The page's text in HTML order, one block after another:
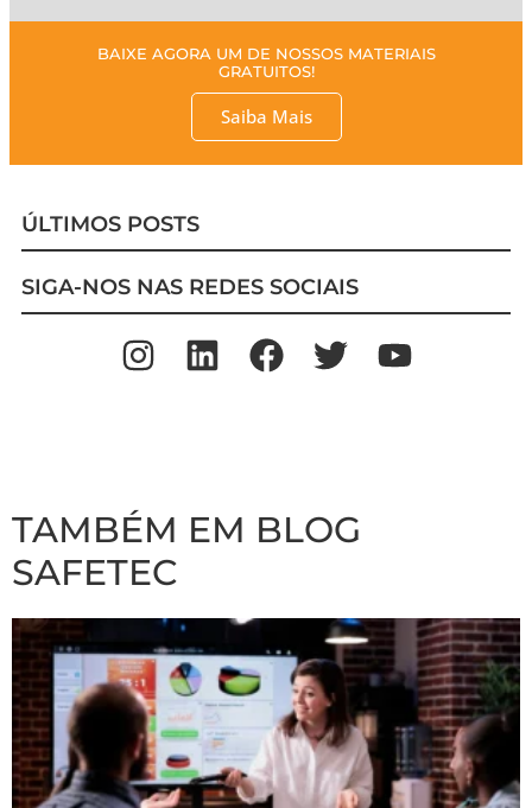
BAIXE AGORA UM DE NOSSOS MATERIAIS
GRATUITOS!
Saiba Mais
ÚLTIMOS POSTS
SIGA-NOS NAS REDES SOCIAIS
TAMBÉM EM BLOG
SAFETEC